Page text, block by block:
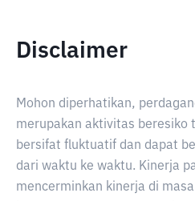
Disclaimer
Mohon diperhatikan,
merupakan aktivitas beresiko
bersifat fluktuatif dan dapat
dari waktu ke waktu. Kinerja
mencerminkan kinerja di